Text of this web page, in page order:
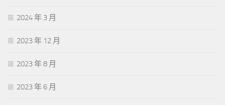
2024 年 3 月
2023 年 12 月
2023 年 8 月
2023 年 6 月